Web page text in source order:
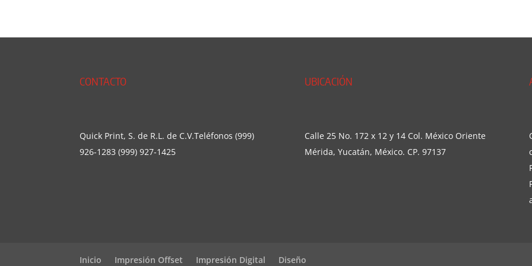
CONTACTO
Quick Print, S. de R.L. de C.V.Teléfonos (999)
926-1283 (999) 927-1425
UBICACIÓN
Calle 25 No. 172 x 12 y 14 Col. México Oriente
Mérida, Yucatán, México. CP. 97137
Inicio Impresión Offset Impresión Digital Diseño